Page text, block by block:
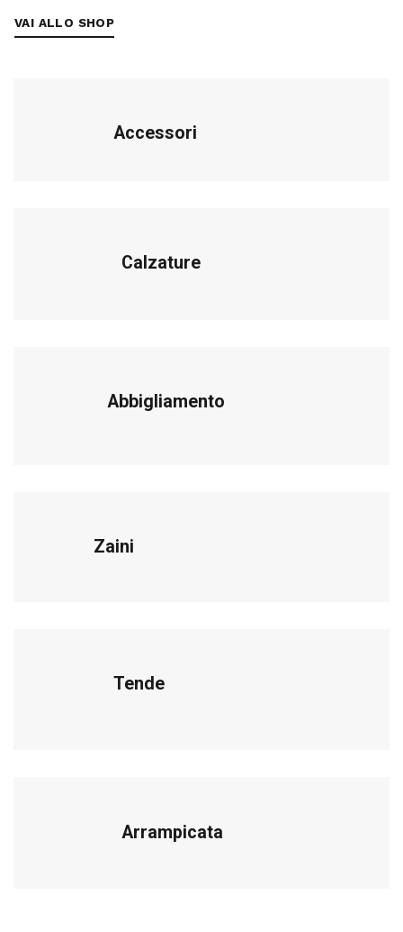
VAI ALLO SHOP
Accessori
Calzature
Abbigliamento
Zaini
Tende
Arrampicata